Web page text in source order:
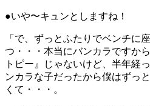
●いや〜キュンとしますね！
「で、ずっとふたりでベンチに
つ・・・本当にバンカラですか
トピー』じゃないけど、半年経
ンカラな子だったから僕はずっ
くて・・・。